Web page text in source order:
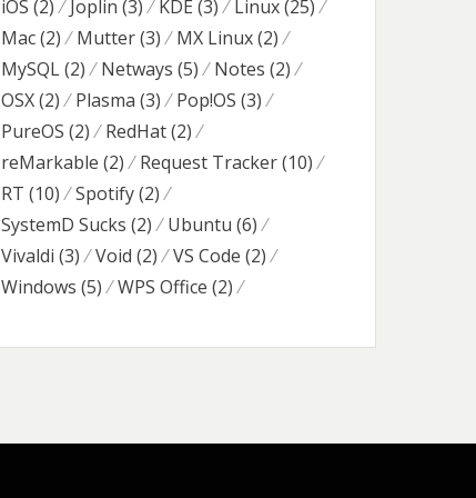
iOS (2) Joplin (3) KDE (3) Linux(25)
Mac(2) Mutter(3) MX Linux(2)
MySQL(2) Netways (5) Notes (2)
OSX(2) Plasma (3) Pop!OS (3)
PureOS (2) RedHat(2)
reMarkable (2) Request Tracker(10)
RT (10) Spotify(2)
SystemD Sucks (2) Ubuntu (6)
Vivaldi (3) Void (2) VS Code (2)
Windows (5) WPS Office (2)